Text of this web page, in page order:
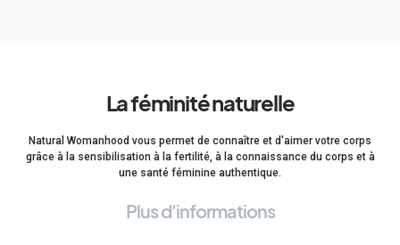
La féminité naturelle
Natural Womanhood vous permet de connaître et d'aimer votre corps
grâce à la sensibilisation à la fertilité, à la connaissance du corps et à
une santé féminine authentique.
Plus d'informations